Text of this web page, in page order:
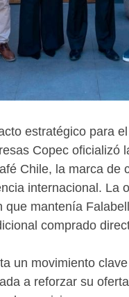
estratégico para
Copec oficializó
Chile, la marca de
internacional. La
que mantenía
comprado
un movimiento
a reforzar su